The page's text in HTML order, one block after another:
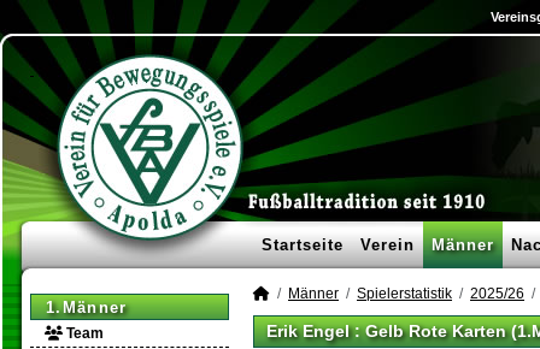
Startseite Verein Männer
1.Männer
Team
Männer Spielerstatistik 2025/26
Erik Engel : Gelb Rote Karten